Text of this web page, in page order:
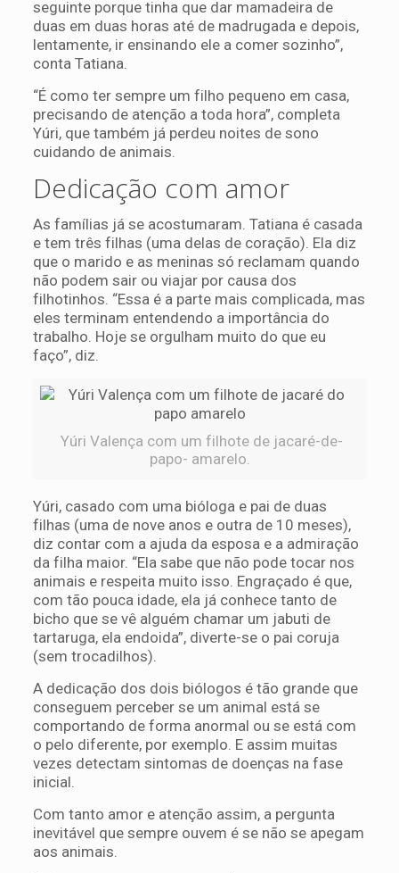
seguinte porque tinha que dar mamadeira de
duas em duas horas até de madrugada e depois,
lentamente, ir ensinando ele a comer sozinho”,
conta Tatiana.
“É como ter sempre um filho pequeno em casa,
precisando de atenção a toda hora”, completa
Yúri, que também já perdeu noites de sono
cuidando de animais.
Dedicação com amor
As famílias já se acostumaram. Tatiana é casada
e tem três filhas (uma delas de coração). Ela diz
que o marido e as meninas só reclamam quando
não podem sair ou viajar por causa dos
filhotinhos. “Essa é a parte mais complicada, mas
eles terminam entendendo a importância do
trabalho. Hoje se orgulham muito do que eu
faço”, diz.
Yúri Valença com um filhote de jacaré-de-
papo- amarelo.
Yúri, casado com uma bióloga e pai de duas
filhas (uma de nove anos e outra de 10 meses),
diz contar com a ajuda da esposa e a admiração
da filha maior. “Ela sabe que não pode tocar nos
animais e respeita muito isso. Engraçado é que,
com tão pouca idade, ela já conhece tanto de
bicho que se vê alguém chamar um jabuti de
tartaruga, ela endoida”, diverte-se o pai coruja
(sem trocadilhos).
A dedicação dos dois biólogos é tão grande que
conseguem perceber se um animal está se
comportando de forma anormal ou se está com
o pelo diferente, por exemplo. E assim muitas
vezes detectam sintomas de doenças na fase
inicial.
Com tanto amor e atenção assim, a pergunta
inevitável que sempre ouvem é se não se apegam
aos animais.